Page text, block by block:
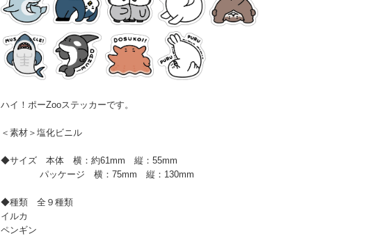
ハイ！ポーZooステッカーです。
＜素材＞塩化ビニル
◆サイズ 本体 横：約61mm 縦：55mm
パッケージ 横：75mm 縦：130mm
◆種類 全９種類
イルカ
ペンギン